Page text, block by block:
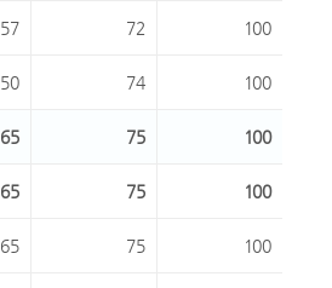
57 72 100
50 74 100
65 75 100
65 75 100
65 75 100